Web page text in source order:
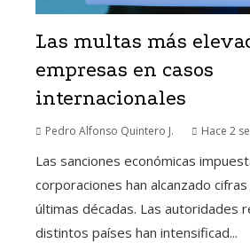
Las multas más
empresas en casos
internacionales
Pedro Alfonso Quintero J. Hace 2
Las sanciones económicas
corporaciones han alcanzado
últimas décadas. Las autoridades
distintos países han intensificad...